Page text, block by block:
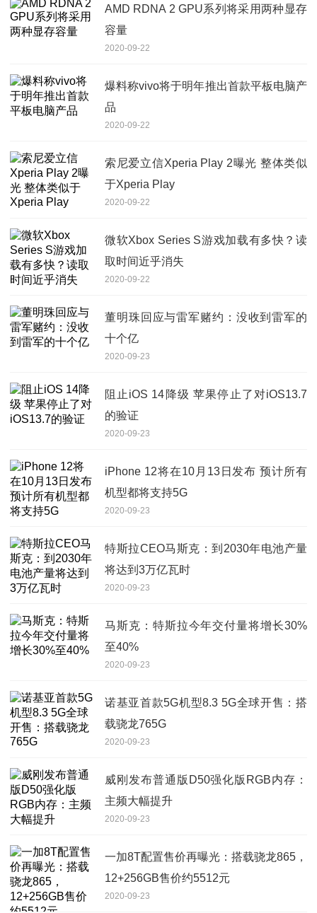
AMD RDNA 2 GPU系列将采用两种显存
容量
2020-09-22
爆料称vivo将于明年推出首款平板电脑产
品
2020-09-22
索尼爱立信Xperia Play 2曝光 整体类似
于Xperia Play
2020-09-22
微软Xbox Series S游戏加载有多快？读
取时间近乎消失
2020-09-22
董明珠回应与雷军赌约：没收到雷军的
十个亿
2020-09-23
阻止iOS 14降级 苹果停止了对iOS13.7
的验证
2020-09-23
iPhone 12将在10月13日发布 预计所有
机型都将支持5G
2020-09-23
特斯拉CEO马斯克：到2030年电池产量
将达到3万亿瓦时
2020-09-23
马斯克：特斯拉今年交付量将增长30%
至40%
2020-09-23
诺基亚首款5G机型8.3 5G全球开售：搭
载骁龙765G
2020-09-23
威刚发布普通版D50强化版RGB内存：
主频大幅提升
2020-09-23
一加8T配置售价再曝光：搭载骁龙865，
12+256GB售价约5512元
2020-09-23